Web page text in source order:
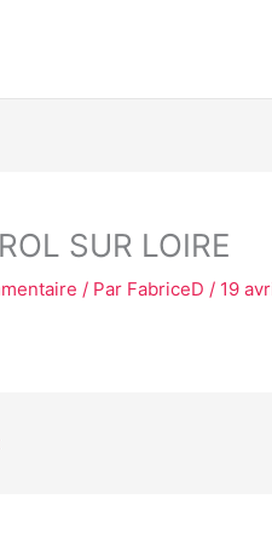
SUR LOIRE
/ Par FabriceD / 19